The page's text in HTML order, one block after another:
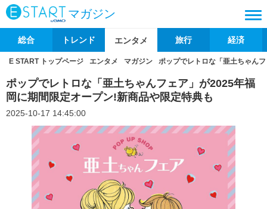
マガジン
総合 トレンド エンタメ 旅行 経済
E START トップページ エンタメ マガジン ポップでレトロな「亜土ちゃん
ポップでレトロな「亜土ちゃんフェア」が2025年福
岡に期間限定オープン!新商品や限定特典も
2025-10-17 14:45:00